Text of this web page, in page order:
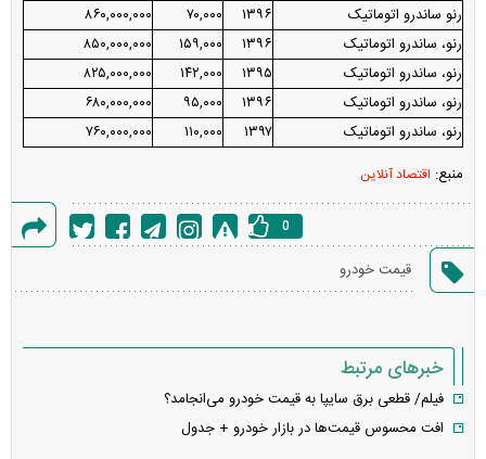
رنو ساندرو اتوماتیک
۱۳۹۶ ۷۰,۰۰۰
۸۶۰,۰۰۰,۰۰۰
رنو، ساندرو اتوماتیک
۱۳۹۶ ۱۵۹,۰۰۰
۸۵۰,۰۰۰,۰۰۰
رنو، ساندرو اتوماتیک
۱۳۹۵ ۱۴۲,۰۰۰
۸۲۵,۰۰۰,۰۰۰
رنو، ساندرو اتوماتیک
۱۳۹۶ ۹۵,۰۰۰
۶۸۰,۰۰۰,۰۰۰
رنو، ساندرو اتوماتیک
۱۳۹۷ ۱۱۰,۰۰۰
۷۶۰,۰۰۰,۰۰۰
منبع: اقتصاد آنلاین
خطا
0
قیمت خودرو
خبرهای مرتبط
فیلم/ قطعی برق سایپا به قیمت خودرو می‌انجامد؟
افت محسوس قیمت‌ها در بازار خودرو + جدول